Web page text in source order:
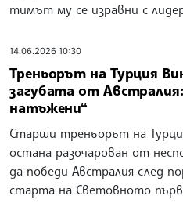
тимът му се изравни с
14.06.2026 10:30
Треньорът на Турция
загубата от
натъжени“
Старши треньорът на
остана разочарован от
да победи Австралия след
старта на Световното